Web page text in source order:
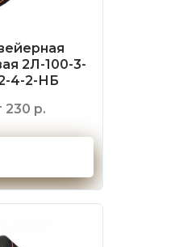
2Л-100-3-
4-2-НБ
230 р.